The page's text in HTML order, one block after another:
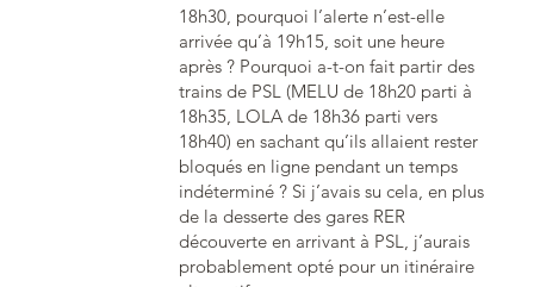
18h30, pourquoi l’alerte n’est-elle
arrivée qu’à 19h15, soit une heure
après ? Pourquoi a-t-on fait partir des
trains de PSL (MELU de 18h20 parti à
18h35, LOLA de 18h36 parti vers
18h40) en sachant qu’ils allaient rester
bloqués en ligne pendant un temps
indéterminé ? Si j’avais su cela, en plus
de la desserte des gares RER
découverte en arrivant à PSL, j’aurais
probablement opté pour un itinéraire